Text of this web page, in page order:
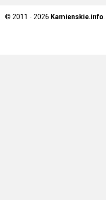
© 2011 - 2026 Kamienskie.info